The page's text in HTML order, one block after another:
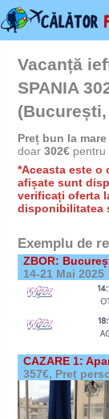
Skip
to
content
Vacanță
SPANIA
Preț bun la mare
doar 302€pentru
*Aceasta este o
afișate sunt
verificați oferta
disponibilitatea
Exemplu de
ZBOR:
14-21 Mai 2025
CAZARE 1:
357€, Preț